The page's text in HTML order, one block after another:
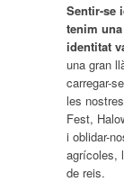
Sentir-se
tenim
identitat
una gran
carregar-
les
Fest,
i oblidar-
agrícoles,
de reis.